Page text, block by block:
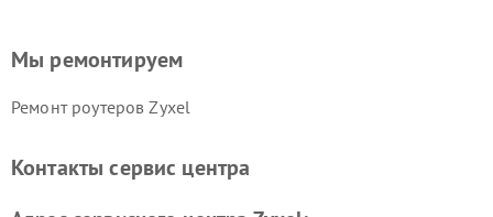
Мы ремонтируем
Ремонт роутеров Zyxel
Контакты сервис центра